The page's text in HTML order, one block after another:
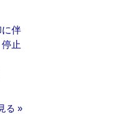
伴
止
る »